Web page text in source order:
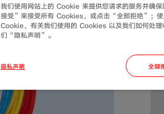
我们使用网站上的 Cookie 来提供您请求的服务并确
接受”来接受所有 Cookies，或点击“全部拒绝”；使
Cookie，有关我们使用的 Cookies 以及我们如何处理
们“隐私声明”。
隐私声明 全部